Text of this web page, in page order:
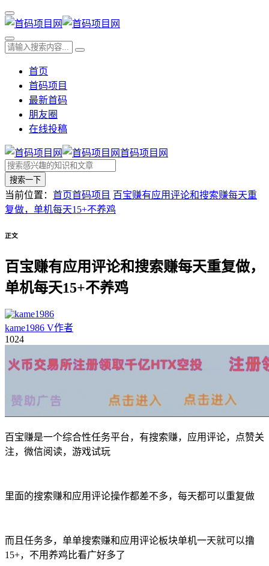
首页
首码项目
最新首码
朋友圈
在线投稿
首码项目网
搜索一下
当前位置： 首页首码项目 百宝赚有应用评论和搜索赚每天重
复做，单机每天15+不养鸡
正文
百宝赚有应用评论和搜索赚每天重复做，
单机每天15+不养鸡
kame1986 V作者
1024
百宝赚是一个综合性任务平台，有搜索赚，应用评论，点赞关
注，微信阅读，游戏试玩
里面的搜索赚和应用评论操作都差不多，每天都可以重复做
而且任务多，单单搜索赚和应用评论板块单机一天就可以撸
15+，不用养鸡比看广好多了